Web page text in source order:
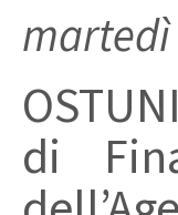
martedì
di